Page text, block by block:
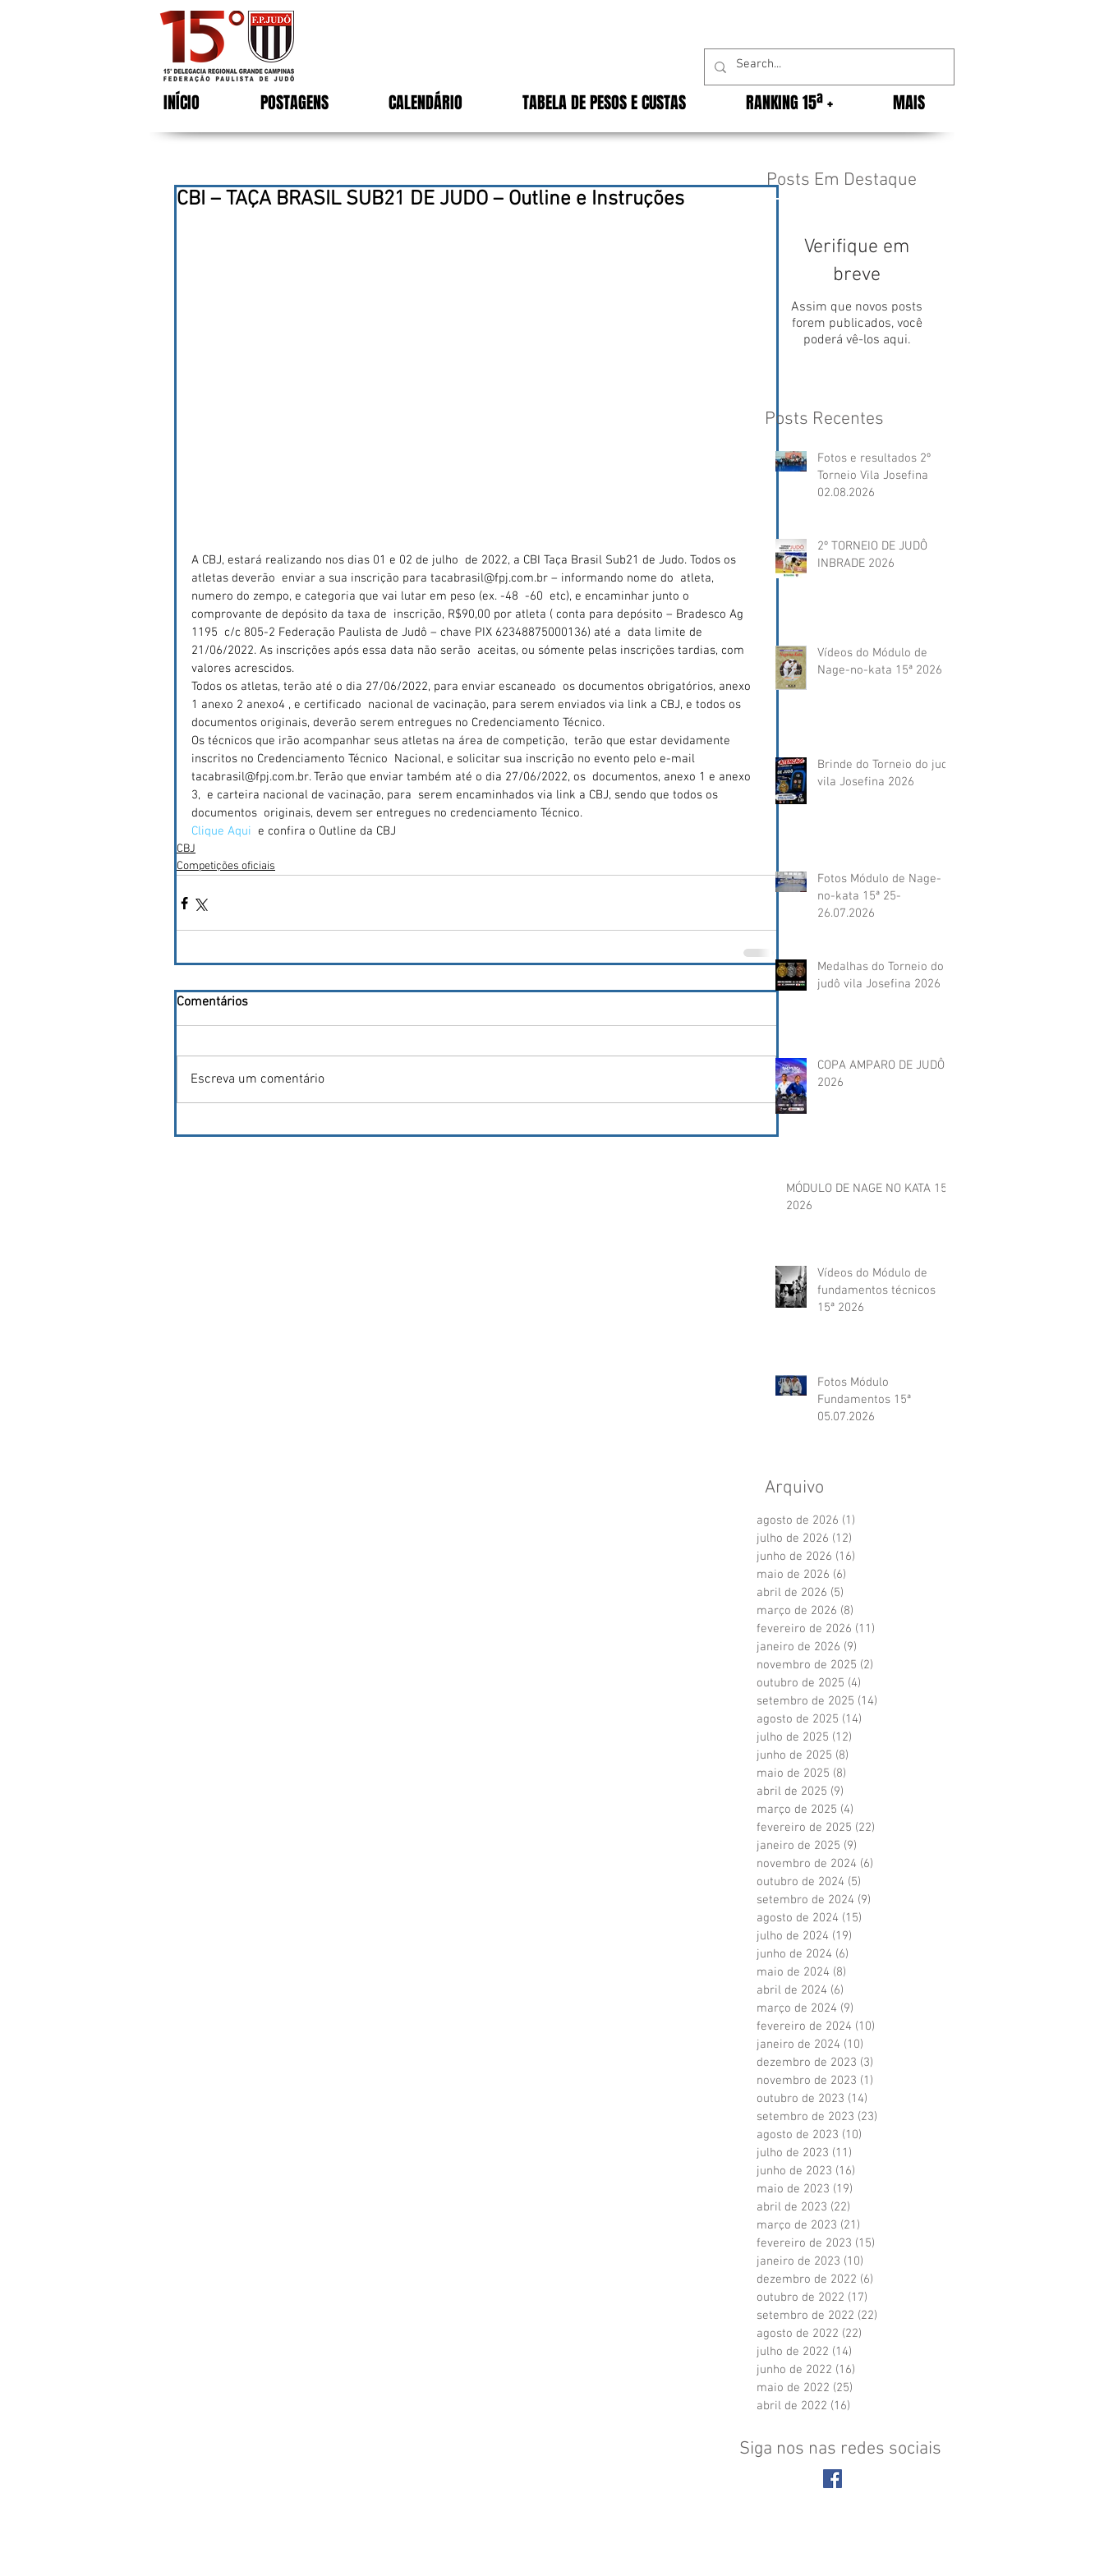
INÍCIO POSTAGENS CALENDÁRIO TABELA DE PESOS E CUSTAS RANKING 15ª + MAIS
CBI – TAÇA BRASIL SUB21 DE JUDO – Outline e Instruções
A CBJ, estará realizando nos dias 01 e 02 de julho  de 2022, a CBI Taça Brasil Sub21 de Judo. Todos os
atletas deverão  enviar a sua inscrição para tacabrasil@fpj.com.br – informando nome do  atleta,
numero do zempo, e categoria que vai lutar em peso (ex. -48  -60  etc), e encaminhar junto o
comprovante de depósito da taxa de  inscrição, R$90,00 por atleta ( conta para depósito – Bradesco Ag
1195  c/c 805-2 Federação Paulista de Judô – chave PIX 62348875000136) até a  data limite de
21/06/2022. As inscrições após essa data não serão  aceitas, ou sómente pelas inscrições tardias, com
valores acrescidos.
Todos os atletas, terão até o dia 27/06/2022, para enviar escaneado  os documentos obrigatórios, anexo
1 anexo 2 anexo4 , e certificado  nacional de vacinação, para serem enviados via link a CBJ, e todos os
documentos originais, deverão serem entregues no Credenciamento Técnico.
Os técnicos que irão acompanhar seus atletas na área de competição,  terão que estar devidamente
inscritos no Credenciamento Técnico  Nacional, e solicitar sua inscrição no evento pelo e-mail
tacabrasil@fpj.com.br. Terão que enviar também até o dia 27/06/2022, os  documentos, anexo 1 e anexo
3,  e carteira nacional de vacinação, para  serem encaminhados via link a CBJ, sendo que todos os
documentos  originais, devem ser entregues no credenciamento Técnico.
Clique Aqui e confira o Outline da CBJ
CBJ
Competições oficiais
Comentários
Escreva um comentário
Posts Em Destaque
Verifique em
breve
Assim que novos posts
forem publicados, você
poderá vê-los aqui.
Posts Recentes
Fotos e resultados 2º
Torneio Vila Josefina
02.08.2026
2º TORNEIO DE JUDÔ
INBRADE 2026
Vídeos do Módulo de
Nage-no-kata 15ª 2026
Brinde do Torneio do judô
vila Josefina 2026
Fotos Módulo de Nage-
no-kata 15ª 25-
26.07.2026
Medalhas do Torneio do
judô vila Josefina 2026
COPA AMPARO DE JUDÔ
2026
MÓDULO DE NAGE NO KATA 15ª
2026
Vídeos do Módulo de
fundamentos técnicos
15ª 2026
Fotos Módulo
Fundamentos 15ª
05.07.2026
Arquivo
agosto de 2026 (1)
julho de 2026 (12)
junho de 2026 (16)
maio de 2026 (6)
abril de 2026 (5)
março de 2026 (8)
fevereiro de 2026 (11)
janeiro de 2026 (9)
novembro de 2025 (2)
outubro de 2025 (4)
setembro de 2025 (14)
agosto de 2025 (14)
julho de 2025 (12)
junho de 2025 (8)
maio de 2025 (8)
abril de 2025 (9)
março de 2025 (4)
fevereiro de 2025 (22)
janeiro de 2025 (9)
novembro de 2024 (6)
outubro de 2024 (5)
setembro de 2024 (9)
agosto de 2024 (15)
julho de 2024 (19)
junho de 2024 (6)
maio de 2024 (8)
abril de 2024 (6)
março de 2024 (9)
fevereiro de 2024 (10)
janeiro de 2024 (10)
dezembro de 2023 (3)
novembro de 2023 (1)
outubro de 2023 (14)
setembro de 2023 (23)
agosto de 2023 (10)
julho de 2023 (11)
junho de 2023 (16)
maio de 2023 (19)
abril de 2023 (22)
março de 2023 (21)
fevereiro de 2023 (15)
janeiro de 2023 (10)
dezembro de 2022 (6)
outubro de 2022 (17)
setembro de 2022 (22)
agosto de 2022 (22)
julho de 2022 (14)
junho de 2022 (16)
maio de 2022 (25)
abril de 2022 (16)
Siga nos nas redes sociais